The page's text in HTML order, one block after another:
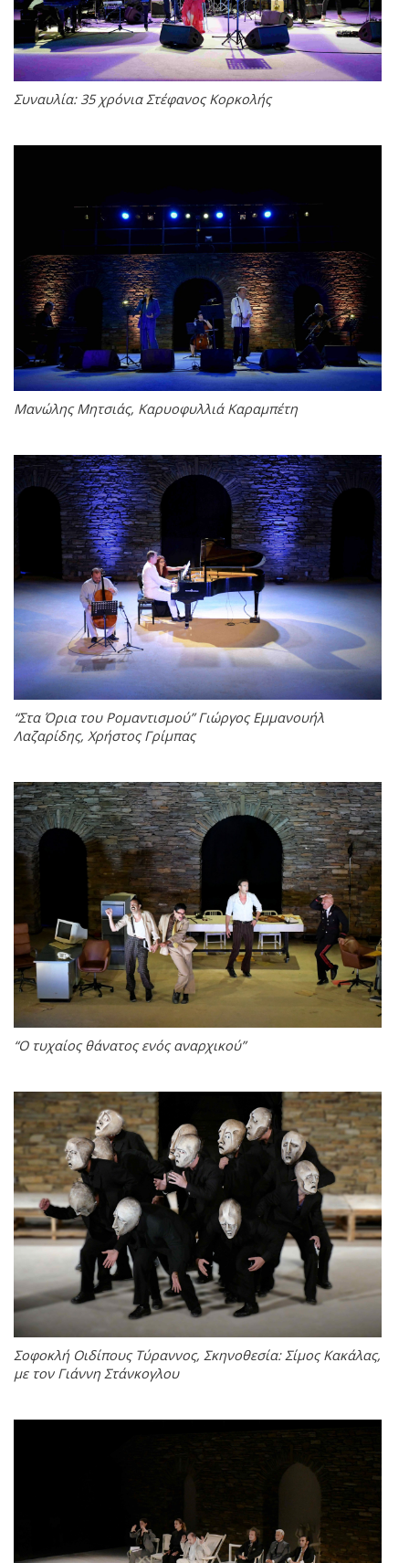
Συναυλία: 35 χρόνια Στέφανος Κορκολής
Μανώλης Μητσιάς, Καρυοφυλλιά Καραμπέτη
“Στα Όρια του Ρομαντισμού” Γιώργος Εμμανουήλ
Λαζαρίδης, Χρήστος Γρίμπας
“Ο τυχαίος θάνατος ενός αναρχικού”
Σοφοκλή Οιδίπους Τύραννος, Σκηνοθεσία: Σίμος Κακάλας,
με τον Γιάννη Στάνκογλου